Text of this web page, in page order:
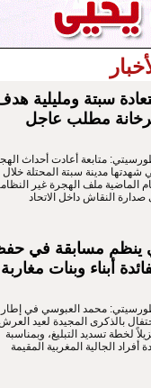
سبتة ومليلية
مطلب عاجل
متابعة أعادت أحداث
شهدتها مدينة سبتة المحتلة خلال
الماضية ملف الهجرة غير
صدارة النقاش داخل الاتحاد
ينظم مسابقة في
أبناء وبنات مغاربة
محمد العبوسي في إطار
بالذكرى المجيدة لعيد
لخطة تسديد التبليغ، وبمناسبة
أفراد الجالية المغربية المقيمة